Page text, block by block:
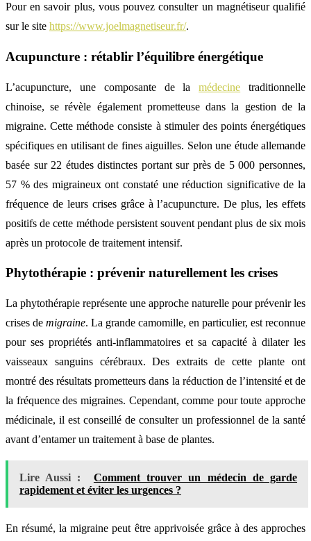
Pour en savoir plus, vous pouvez consulter un magnétiseur qualifié
sur le site https://www.joelmagnetiseur.fr/.
Acupuncture : rétablir l’équilibre énergétique
L’acupuncture, une composante de lamédecine traditionnelle
chinoise, se révèle également prometteuse dans la gestion de la
migraine. Cette méthode consiste à stimuler des points énergétiques
spécifiques en utilisant de fines aiguilles. Selon une étude allemande
basée sur 22 études distinctes portant sur près de 5 000 personnes,
57 % des migraineux ont constaté une réduction significative de la
fréquence de leurs crises grâce à l’acupuncture. De plus, les effets
positifs de cette méthode persistent souvent pendant plus de six mois
après un protocole de traitement intensif.
Phytothérapie : prévenir naturellement les crises
La phytothérapie représente une approche naturelle pour prévenir les
crises de migraine. La grande camomille, en particulier, est reconnue
pour ses propriétés anti-inflammatoires et sa capacité à dilater les
vaisseaux sanguins cérébraux. Des extraits de cette plante ont
montré des résultats prometteurs dans la réduction de l’intensité et de
la fréquence des migraines. Cependant, comme pour toute approche
médicinale, il est conseillé de consulter un professionnel de la santé
avant d’entamer un traitement à base de plantes.
Lire Aussi :
Comment trouver un médecin de garde
rapidement et éviter les urgences ?
En résumé, la migraine peut être apprivoisée grâce à des approches